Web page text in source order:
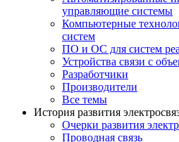
управляющие системы
Компьютерные
систем
ПО и ОС для систем
Устройства связи с
Разработчики
Производители
Все темы
История развития
Очерки развития
Проводная связь